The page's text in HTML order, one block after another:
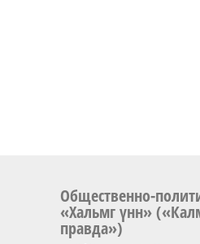
Общественно-
«Хальмг үнн»
правда»)